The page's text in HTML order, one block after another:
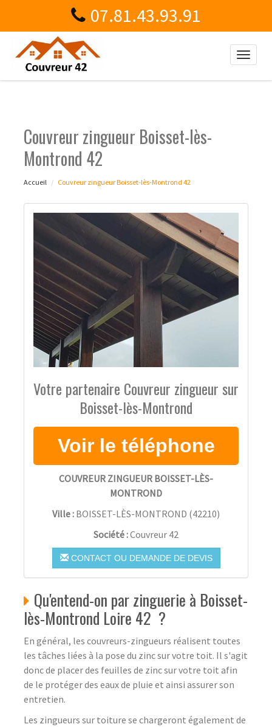
07.81.43.93.91
Toggle
Couvreur zingueur Boisset-lès-
Montrond 42
Accueil Couvreur zingueur Boisset-lès-Montrond 42
Votre partenaire Couvreur zingueur sur
Boisset-lès-Montrond
COUVREUR ZINGUEUR BOISSET-LÈS-
MONTROND
Ville : BOISSET-LÈS-MONTROND (42210)
Société :Couvreur 42
CONTACT OU DEMANDE DE DEVIS
Qu'entend-on par zinguerie à Boisset-
lès-Montrond Loire 42 ?
En général, les couvreurs-zingueurs réalisent toutes
les tâches liées à la pose du zinc sur votre toit. Il s'agit
donc de placer des feuilles de zinc sur votre toit afin
de le protéger des eaux de pluie et ainsi assurer son
entretien.
Les zingueurs sur toiture se chargeront également de